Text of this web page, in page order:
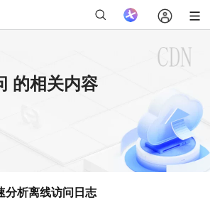
的相关内容
分析离线访问日志